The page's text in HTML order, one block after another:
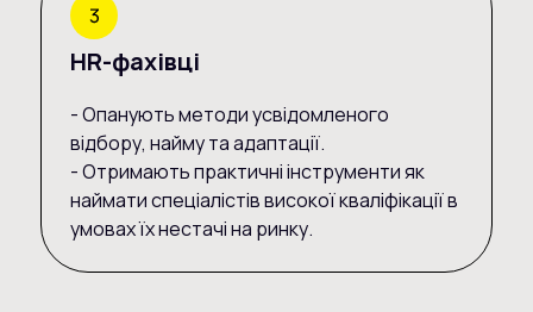
HR-фахівці
- Опанують методи усвідомленого
відбору, найму та адаптації.
- Отримають практичні інструменти як
наймати спеціалістів високої кваліфікації в
умовах їх нестачі на ринку.